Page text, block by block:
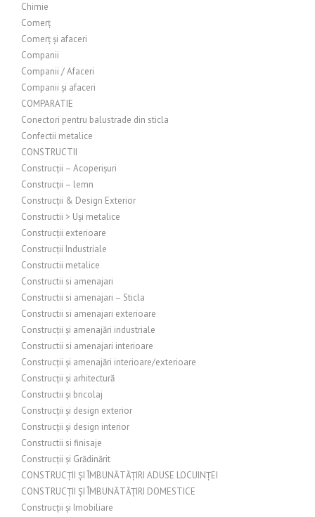
Chimie
Comerț
Comerț și afaceri
Companii
Companii / Afaceri
Companii și afaceri
COMPARATIE
Conectori pentru balustrade din sticla
Confectii metalice
CONSTRUCTII
Construcții – Acoperișuri
Construcții – lemn
Construcții & Design Exterior
Constructii > Uși metalice
Construcții exterioare
Construcții Industriale
Constructii metalice
Constructii si amenajari
Constructii si amenajari – Sticla
Constructii si amenajari exterioare
Construcții și amenajări industriale
Constructii si amenajari interioare
Construcții și amenajări interioare/exterioare
Construcții și arhitectură
Constructii și bricolaj
Construcții și design exterior
Construcții și design interior
Constructii si finisaje
Construcții și Grădinărit
CONSTRUCȚII ȘI ÎMBUNĂTĂȚIRI ADUSE LOCUINȚEI
CONSTRUCȚII ȘI ÎMBUNĂTĂȚIRI DOMESTICE
Construcții și Imobiliare